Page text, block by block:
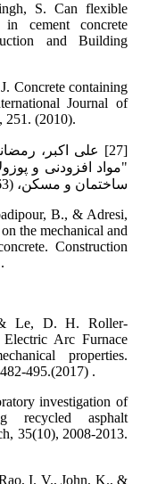
S. Can flexible
cement concrete
and Building
Concrete containing
Journal of
251. (2010).
[27] علی اکبر،
"مواد افزودنی و
ساختمان و مسکن، (1363).
B., & Adresi,
the mechanical and
Construction
and building materials, 211, 88-98.‏ (2019).
Le, D. H. Roller-
Electric Arc Furnace
properties.
Construction and building materials, 154, 482-495.‏ (2017).
investigation of
recycled asphalt
35(10), 2008-2013.
I. V., John, K., &